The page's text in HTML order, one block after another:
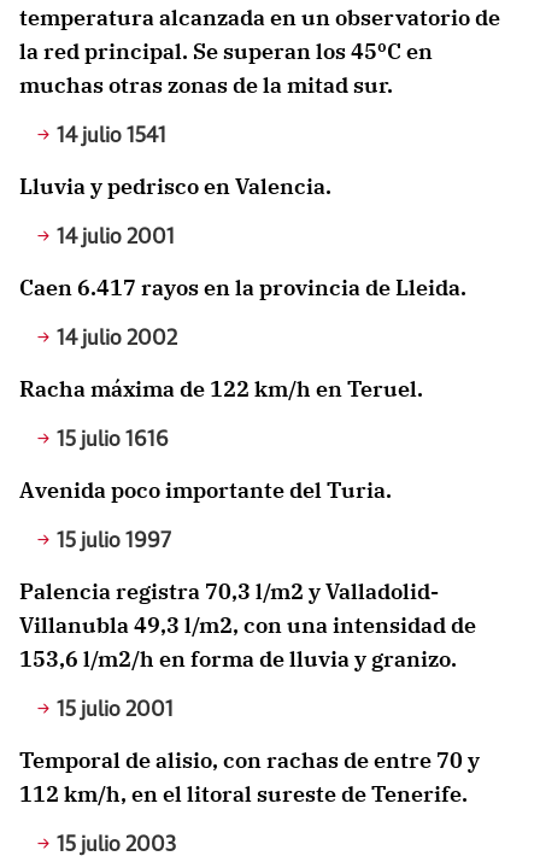
temperatura alcanzada en un observatorio de
la red principal. Se superan los 45ºC en
muchas otras zonas de la mitad sur.
14 julio 1541
Lluvia y pedrisco en Valencia.
14 julio 2001
Caen 6.417 rayos en la provincia de Lleida.
14 julio 2002
Racha máxima de 122 km/h en Teruel.
15 julio 1616
Avenida poco importante del Turia.
15 julio 1997
Palencia registra 70,3 l/m2 y Valladolid-
Villanubla 49,3 l/m2, con una intensidad de
153,6 l/m2/h en forma de lluvia y granizo.
15 julio 2001
Temporal de alisio, con rachas de entre 70 y
112 km/h, en el litoral sureste de Tenerife.
15 julio 2003